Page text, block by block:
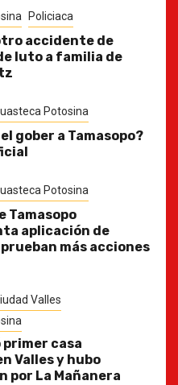
Policiaca
accidente de
luto a familia de
Potosina
gober a Tamasopo?
Potosina
Tamasopo
aplicación de
más acciones
Valles
casa
Valles y hubo
por La Mañanera